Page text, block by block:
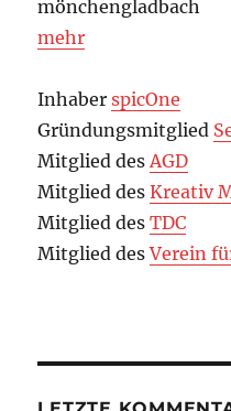
mönchengladbach
mehr
InhaberspicOne
Gründungsmitglied
Mitglied desAGD
Mitglied desKreativ
Mitglied desTDC
Mitglied desVerein